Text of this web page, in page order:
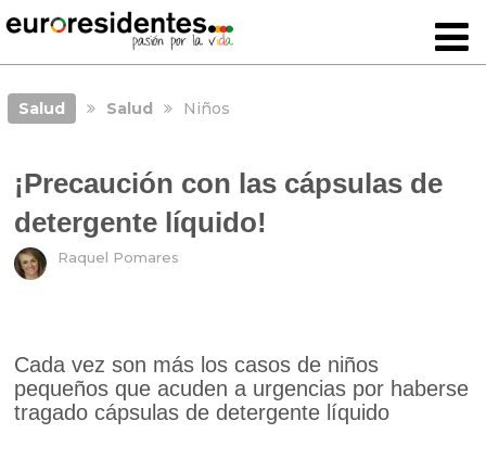
Salud Salud Niños
¡Precaución con las cápsulas de
detergente líquido!
Raquel Pomares
Cada vez son más los casos de niños
pequeños que acuden a urgencias por haberse
tragado cápsulas de detergente líquido